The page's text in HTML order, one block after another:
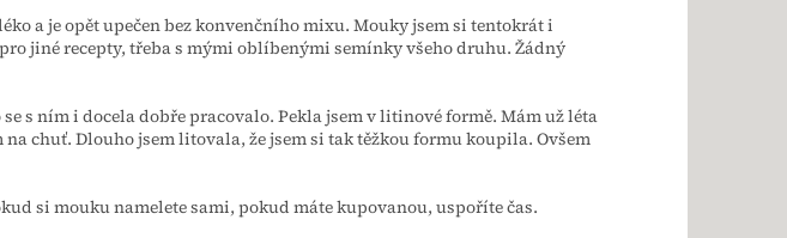
a je opět upečen bez konvenčního mixu. Mouky jsem si tentokrát i
jiné recepty, třeba s mými oblíbenými semínky všeho druhu. Žádný
s ním i docela dobře pracovalo. Pekla jsem v litinové formě. Mám už léta
chuť. Dlouho jsem litovala, že jsem si tak těžkou formu koupila. Ovšem
si mouku namelete sami, pokud máte kupovanou, uspoříte čas.